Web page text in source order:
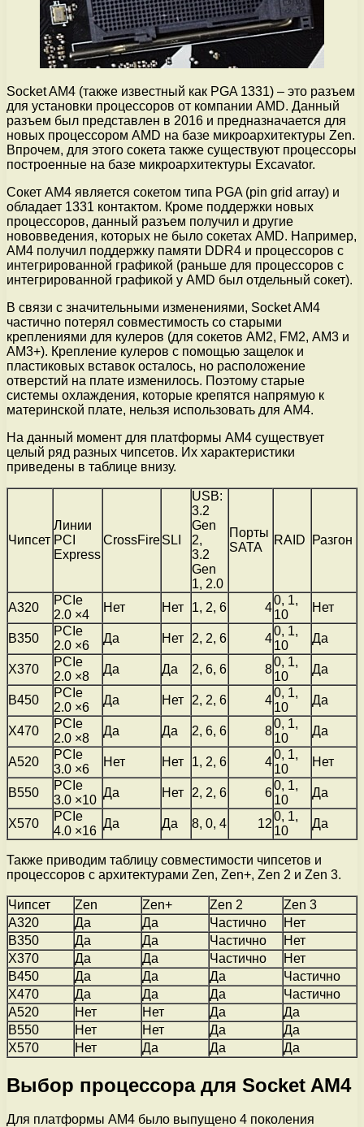
Socket AM4 (также известный как PGA 1331) – это разъем
для установки процессоров от компании AMD. Данный
разъем был представлен в 2016 и предназначается для
новых процессором AMD на базе микроархитектуры Zen.
Впрочем, для этого сокета также существуют процессоры
построенные на базе микроархитектуры Excavator.
Сокет AM4 является сокетом типа PGA (pin grid array) и
обладает 1331 контактом. Кроме поддержки новых
процессоров, данный разъем получил и другие
нововведения, которых не было сокетах AMD. Например,
AM4 получил поддержку памяти DDR4 и процессоров с
интегрированной графикой (раньше для процессоров с
интегрированной графикой у AMD был отдельный сокет).
В связи с значительными изменениями, Socket AM4
частично потерял совместимость со старыми
креплениями для кулеров (для сокетов АМ2, FM2, АМ3 и
АМ3+). Крепление кулеров с помощью защелок и
пластиковых вставок осталось, но расположение
отверстий на плате изменилось. Поэтому старые
системы охлаждения, которые крепятся напрямую к
материнской плате, нельзя использовать для AM4.
На данный момент для платформы AM4 существует
целый ряд разных чипсетов. Их характеристики
приведены в таблице внизу.
Чипсет
Линии
PCI
Express
CrossFireSLI
USB:
3.2
Gen
2,
3.2
Gen
1, 2.0
Порты
SATA
RAID Разгон
A320
PCIe
2.0 ×4
Нет Нет 1, 2, 6 4
0, 1,
10
Нет
B350
PCIe
2.0 ×6
Да Нет 2, 2, 6 4
0, 1,
10
Да
X370
PCIe
2.0 ×8
Да Да 2, 6, 6 8
0, 1,
10
Да
B450
PCIe
2.0 ×6
Да Нет 2, 2, 6 4
0, 1,
10
Да
X470
PCIe
2.0 ×8
Да Да 2, 6, 6 8
0, 1,
10
Да
A520
PCIe
3.0 ×6
Нет Нет 1, 2, 6 4
0, 1,
10
Нет
B550
PCIe
3.0 ×10
Да Нет 2, 2, 6 6
0, 1,
10
Да
X570
PCIe
4.0 ×16
Да Да 8, 0, 4 12
0, 1,
10
Да
Также приводим таблицу совместимости чипсетов и
процессоров с архитектурами Zen, Zen+, Zen 2 и Zen 3.
Чипсет Zen Zen+ Zen 2
Zen 3
A320
Да Да Частично
Нет
B350
Да Да Частично
Нет
X370
Да Да Частично
Нет
B450
Да Да Да
Частично
X470
Да Да Да
Частично
A520
Нет Нет Да
Да
B550
Нет Нет Да
Да
X570
Нет Да Да Да
Выбор процессора для Socket AM4
Для платформы AM4 было выпущено 4 поколения